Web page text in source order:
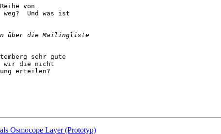
von
Und was ist
sehr gute
wir die nicht
erteilen?
Osmocope Layer (Prototyp)